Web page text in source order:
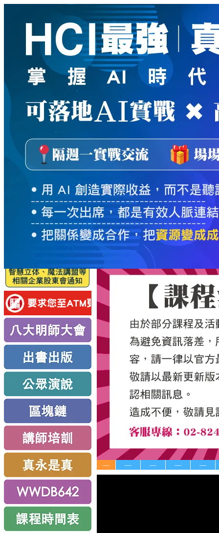
網
路
新
思
路
— — — — —